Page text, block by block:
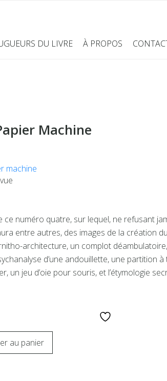
DU LIVRE À PROPOS
Machine
machine
ce numéro quatre, sur lequel, ne refusant
entre autres, des images de la création
architecture, un complot
d’une andouillette, une partition
un jeu d’oie pour souris, et l’étymologie
au panier